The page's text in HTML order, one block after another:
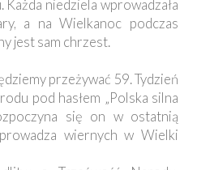
niedziela wprowadzała
a na Wielkanoc podczas
jest sam chrzest.
przeżywać 59. Tydzień
pod hasłem „Polska silna
się on w ostatnią
wiernych w Wielki